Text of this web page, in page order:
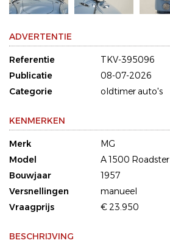
ADVERTENTIE
Referentie
TKV-395096
Publicatie
08-07-2026
Categorie
oldtimer auto's
KENMERKEN
Merk
MG
Model
A 1500 Roadster
Bouwjaar
1957
Versnellingen
manueel
Vraagprijs
€ 23.950
BESCHRIJVING